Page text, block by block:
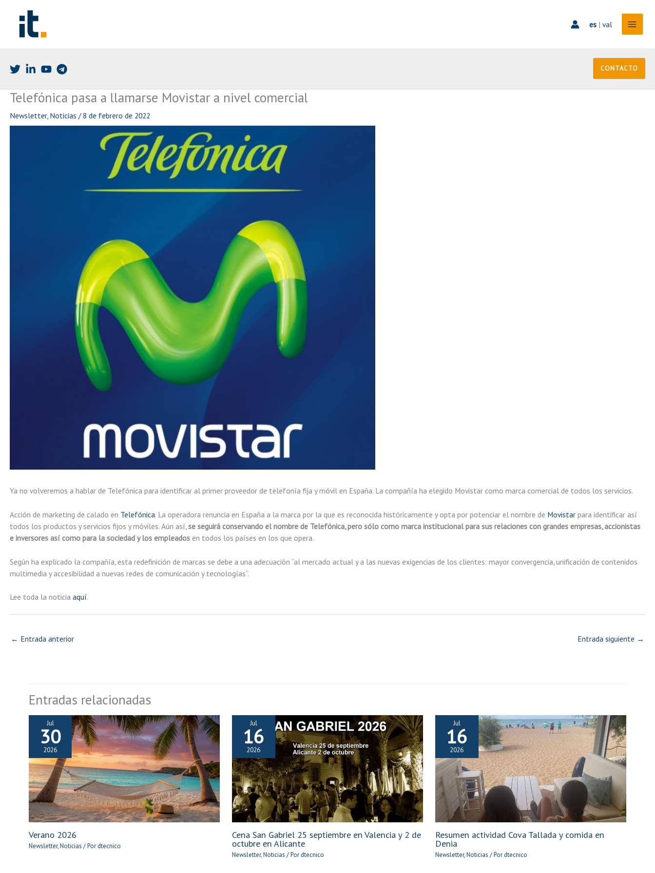
es| val
CONTACTO
Telefónica pasa a llamarse Movistar a nivel comercial
Newsletter, Noticias /8 de febrero de 2022
Ya no volveremos a hablar de Telefónica para identificar al primer proveedor de telefonía fija y móvil en España. La compañía ha elegido Movistar como marca comercial de todos los servicios.
Acción de marketing de calado en Telefónica. La operadora renuncia en España a la marca por la que es reconocida históricamente y opta por potenciar el nombre de Movistar para identificar así
todos los productos y servicios fijos y móviles. Aún así, se seguirá conservando el nombre de Telefónica, pero sólo como marca institucional para sus relaciones con grandes empresas, accionistas
e inversores así como para la sociedad y los empleados en todos los países en los que opera.
Según ha explicado la compañía, esta redefinición de marcas se debe a una adecuación “al mercado actual y a las nuevas exigencias de los clientes: mayor convergencia, unificación de contenidos
multimedia y accesibilidad a nuevas redes de comunicación y tecnologías”.
Lee toda la noticia aquí.
← Entrada anterior Entrada siguiente →
Entradas relacionadas
Jul
30
2026
Verano 2026
Newsletter,Noticias / Pordtecnico
Jul
16
2026
Cena San Gabriel 25 septiembre en Valencia y 2 de
octubre en Alicante
Newsletter,Noticias / Pordtecnico
Jul
16
2026
Resumen actividad Cova Tallada y comida en
Denia
Newsletter,Noticias / Pordtecnico